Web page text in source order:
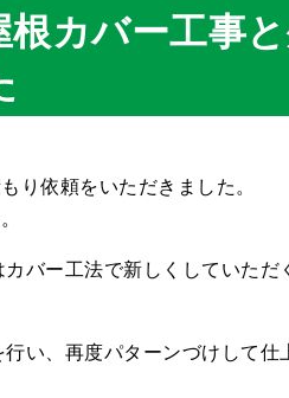
カバー工事
り依頼をいただきました。
バー工法で新しくしていた
い、再度パターンづけして